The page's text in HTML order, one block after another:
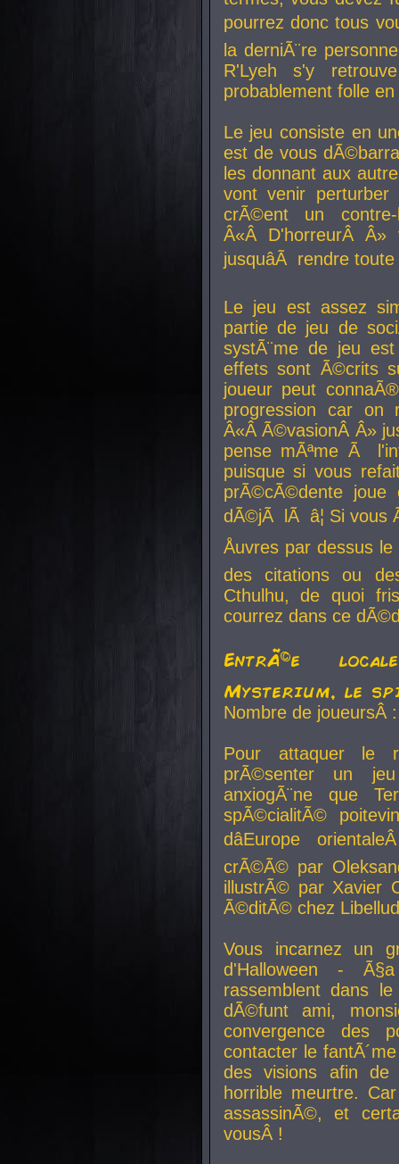
pourrez donc tous
la derniÃ¨re
R'Lyeh s'y
probablement folle
Le jeu consiste en
est de vous
les donnant aux
vont venir perturber
crÃ©ent un
Â«Â D'horreurÂ
jusquâÃ rendre
Le jeu est assez
partie de jeu de
systÃ¨me de jeu
effets sont Ã©crits
joueur peut
progression car
Â«Â Ã©vasionÂ Â»
pense mÃªme Ã
puisque si vous
prÃ©cÃ©dente
dÃ©jÃ lÃ â¦ Si vous
Åuvres par dessus
des citations ou
Cthulhu, de quoi
courrez dans ce
EntrÃ©e
Mysterium, le
Nombre de
Pour attaquer le
prÃ©senter un
anxiogÃ¨ne que
spÃ©cialitÃ©
dâEurope
crÃ©Ã© par
illustrÃ© par Xavier
Ã©ditÃ© chez
Vous incarnez un
d'Halloween -
rassemblent dans
dÃ©funt ami,
convergence des
contacter le
des visions afin
horrible meurtre.
assassinÃ©, et
vousÂ !